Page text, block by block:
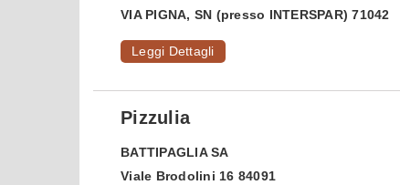
VIA PIGNA, SN (presso INTERSPAR) 71042
Leggi Dettagli
Pizzulia
BATTIPAGLIA SA
Viale Brodolini 16 84091